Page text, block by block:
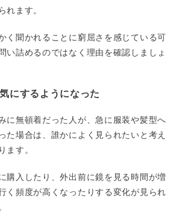
れます。
く聞かれることに窮屈さを感じている可
い詰めるのではなく理由を確認しましょ
にするようになった
に無頓着だった人が、急に服装や髪型へ
た場合は、誰かによく見られたいと考え
ます。
購入したり、外出前に鏡を見る時間が増
く頻度が高くなったりする変化が見られ